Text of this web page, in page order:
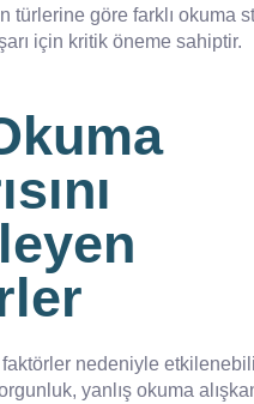
türlerine göre farklı okuma
için kritik öneme sahiptir.
faktörler nedeniyle
yanlış okuma